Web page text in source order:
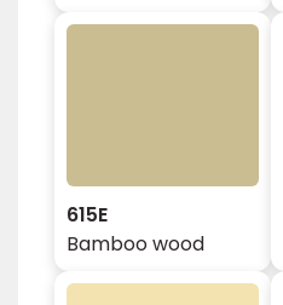
615E
Bamboo wood